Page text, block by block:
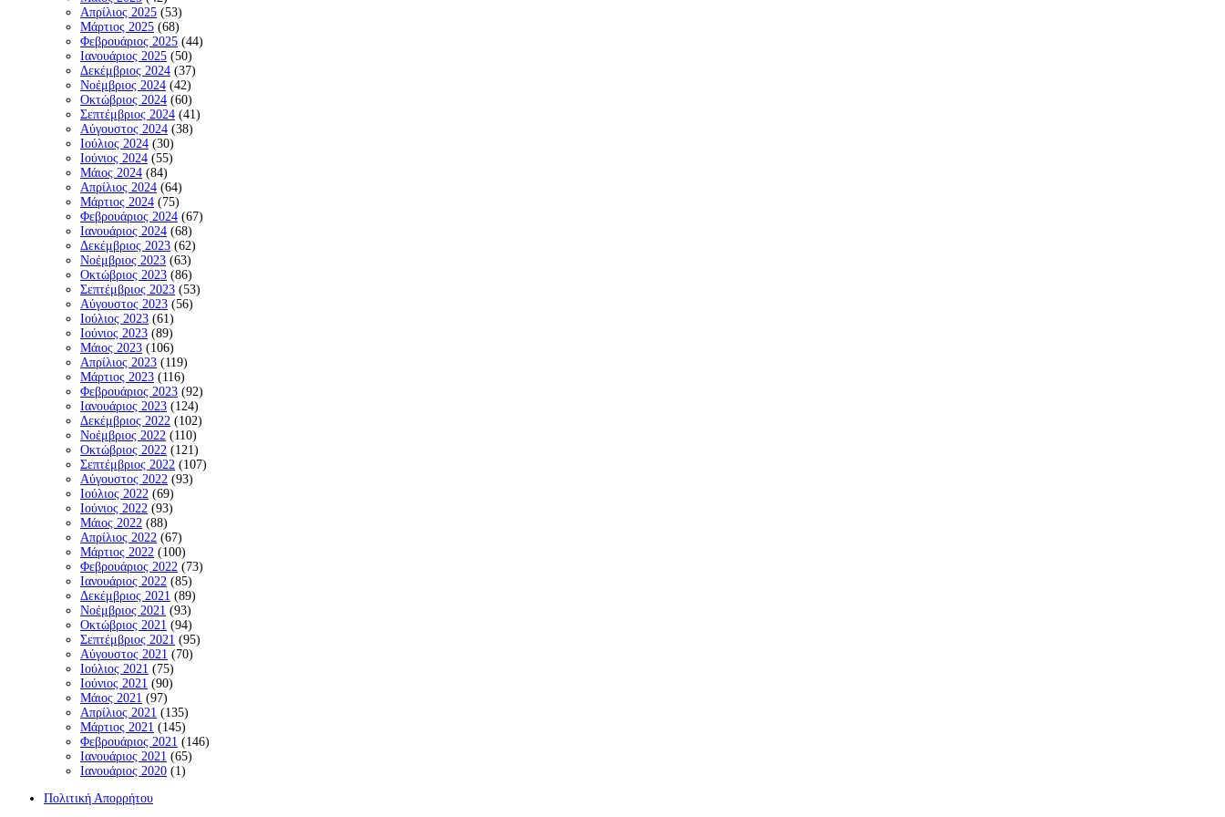
Απρίλιος 2025 (53)
Μάρτιος 2025 (68)
Φεβρουάριος 2025 (44)
Ιανουάριος 2025 (50)
Δεκέμβριος 2024 (37)
Νοέμβριος 2024 (42)
Οκτώβριος 2024 (60)
Σεπτέμβριος 2024 (41)
Αύγουστος 2024 (38)
Ιούλιος 2024 (30)
Ιούνιος 2024 (55)
Μάιος 2024 (84)
Απρίλιος 2024 (64)
Μάρτιος 2024 (75)
Φεβρουάριος 2024 (67)
Ιανουάριος 2024 (68)
Δεκέμβριος 2023 (62)
Νοέμβριος 2023 (63)
Οκτώβριος 2023 (86)
Σεπτέμβριος 2023 (53)
Αύγουστος 2023 (56)
Ιούλιος 2023 (61)
Ιούνιος 2023 (89)
Μάιος 2023 (106)
Απρίλιος 2023 (119)
Μάρτιος 2023 (116)
Φεβρουάριος 2023 (92)
Ιανουάριος 2023 (124)
Δεκέμβριος 2022 (102)
Νοέμβριος 2022 (110)
Οκτώβριος 2022 (121)
Σεπτέμβριος 2022 (107)
Αύγουστος 2022 (93)
Ιούλιος 2022 (69)
Ιούνιος 2022 (93)
Μάιος 2022 (88)
Απρίλιος 2022 (67)
Μάρτιος 2022 (100)
Φεβρουάριος 2022 (73)
Ιανουάριος 2022 (85)
Δεκέμβριος 2021 (89)
Νοέμβριος 2021 (93)
Οκτώβριος 2021 (94)
Σεπτέμβριος 2021 (95)
Αύγουστος 2021 (70)
Ιούλιος 2021 (75)
Ιούνιος 2021 (90)
Μάιος 2021 (97)
Απρίλιος 2021 (135)
Μάρτιος 2021 (145)
Φεβρουάριος 2021 (146)
Ιανουάριος 2021 (65)
Ιανουάριος 2020 (1)
Πολιτική Απορρήτου